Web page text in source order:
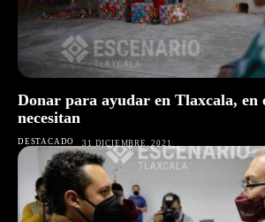
Donar para ayudar en Tlaxcala, en
necesitan
DESTACADO 31 DICIEMBRE, 2021